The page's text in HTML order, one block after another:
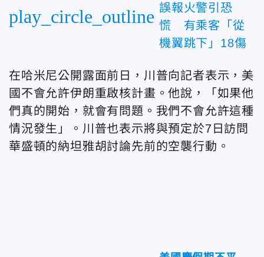
play_circle_outline 誤報火警引恐
慌 有乘客「從
機翼跳下」18傷
在哈米尼公開露面前日，川普向記者表示，美
國不會允許伊朗重啟核計畫。他說，「如果他
們真的開始，就會有問題。我們不會允許這種
情況發生」。川普也表示將與預定於7日訪問
華盛頓的納坦雅胡討論先前的空襲行動。